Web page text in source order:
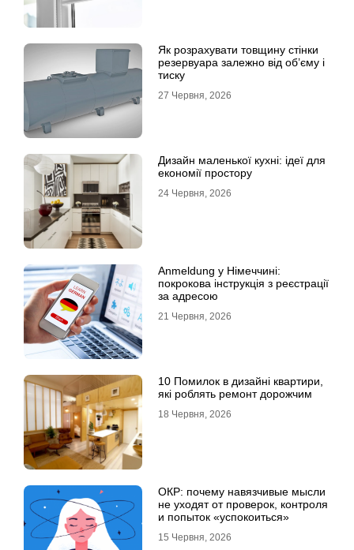
Як розрахувати товщину стінки
резервуара залежно від об’єму і
тиску
27 Червня, 2026
Дизайн маленької кухні: ідеї для
економії простору
24 Червня, 2026
Anmeldung у Німеччині:
покрокова інструкція з реєстрації
за адресою
21 Червня, 2026
10 Помилок в дизайні квартири,
які роблять ремонт дорожчим
18 Червня, 2026
ОКР: почему навязчивые мысли
не уходят от проверок, контроля
и попыток «успокоиться»
15 Червня, 2026